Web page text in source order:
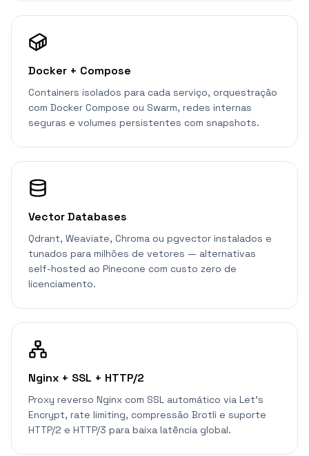
Docker + Compose
Containers isolados para cada serviço, orquestração
com Docker Compose ou Swarm, redes internas
seguras e volumes persistentes com snapshots.
Vector Databases
Qdrant, Weaviate, Chroma ou pgvector instalados e
tunados para milhões de vetores — alternativas
self-hosted ao Pinecone com custo zero de
licenciamento.
Nginx + SSL + HTTP/2
Proxy reverso Nginx com SSL automático via Let's
Encrypt, rate limiting, compressão Brotli e suporte
HTTP/2 e HTTP/3 para baixa latência global.